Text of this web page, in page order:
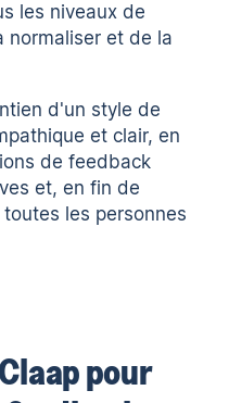
les niveaux de
normaliser et de la
d'un style de
et clair, en
de feedback
et, en fin de
les personnes
pour